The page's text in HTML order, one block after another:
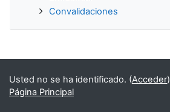
Convalidaciones
Usted no se ha identificado. (Acceder)
Página Principal